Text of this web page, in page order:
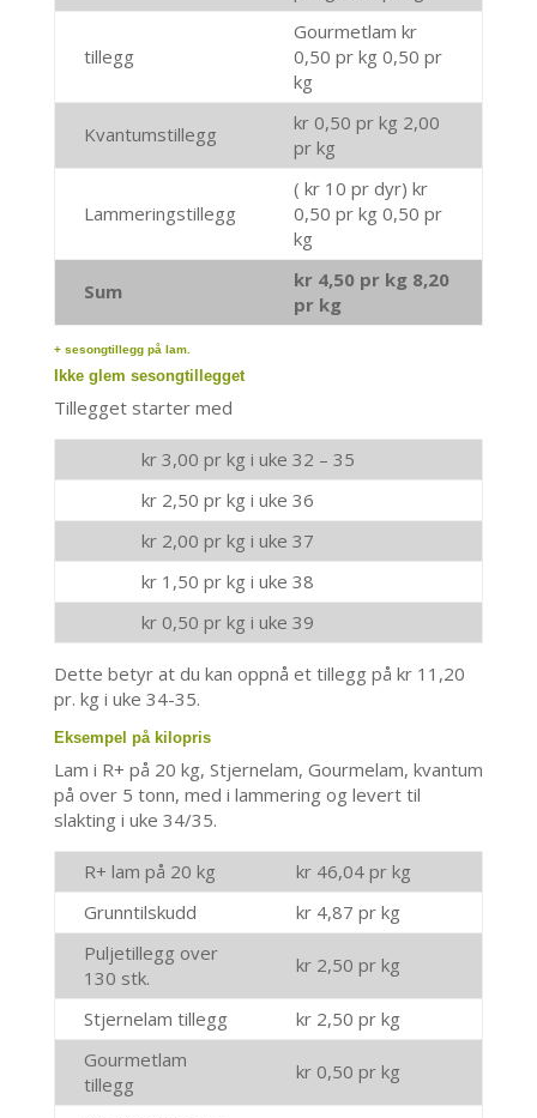
tillegg
Gourmetlam kr
0,50 pr kg 0,50 pr
kg
Kvantumstillegg
kr 0,50 pr kg 2,00
pr kg
Lammeringstillegg
( kr 10 pr dyr) kr
0,50 pr kg 0,50 pr
kg
Sum
kr 4,50 pr kg 8,20
pr kg
+ sesongtillegg på lam.
Ikke glem sesongtillegget
Tillegget starter med
kr 3,00 pr kg i uke 32 – 35
kr 2,50 pr kg i uke 36
kr 2,00 pr kg i uke 37
kr 1,50 pr kg i uke 38
kr 0,50 pr kg i uke 39
Dette betyr at du kan oppnå et tillegg på kr 11,20
pr. kg i uke 34-35.
Eksempel på kilopris
Lam i R+ på 20 kg, Stjernelam, Gourmelam, kvantum
på over 5 tonn, med i lammering og levert til
slakting i uke 34/35.
R+ lam på 20 kg
kr 46,04 pr kg
Grunntilskudd
kr 4,87 pr kg
Puljetillegg over
130 stk.
kr 2,50 pr kg
Stjernelam tillegg
kr 2,50 pr kg
Gourmetlam
tillegg
kr 0,50 pr kg